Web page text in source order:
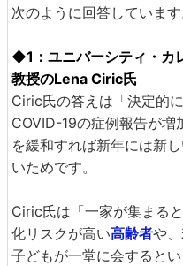
次のように回答しています
◆1：ユニバーシティ・カ
教授のLena Ciric氏
Ciric氏の答えは「決定的
COVID-19の症例報告が
を緩和すれば新年には新
いためです。
Ciric氏は「一家が集まる
化リスクが高い高齢者や
子どもが一堂に会すると